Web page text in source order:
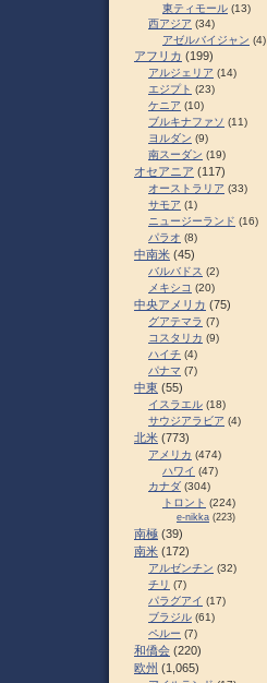
東ティモール (13)
西アジア (34)
アゼルバイジャン (4)
アフリカ (199)
アルジェリア (14)
エジプト (23)
ケニア (10)
ブルキナファソ (11)
ヨルダン (9)
南スーダン (19)
オセアニア (117)
オーストラリア (33)
サモア (1)
ニュージーランド (16)
パラオ (8)
中南米 (45)
バルバドス (2)
メキシコ (20)
中央アメリカ (75)
グアテマラ (7)
コスタリカ (9)
ハイチ (4)
パナマ (7)
中東 (55)
イスラエル (18)
サウジアラビア (4)
北米 (773)
アメリカ (474)
ハワイ (47)
カナダ (304)
トロント (224)
e-nikka (223)
南極 (39)
南米 (172)
アルゼンチン (32)
チリ (7)
パラグアイ (17)
ブラジル (61)
ペルー (7)
和僑会 (220)
欧州 (1,065)